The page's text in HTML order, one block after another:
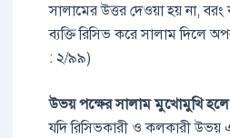
সালামের উত্তর দেওয়া হয় না,
ব্যক্তি রিসিভ করে সালাম দিলে
: ২/৯৯)
উভয় পক্ষের সালাম মুখোমুখি হলে
যদি রিসিভকারী ও কলকারী উভয়